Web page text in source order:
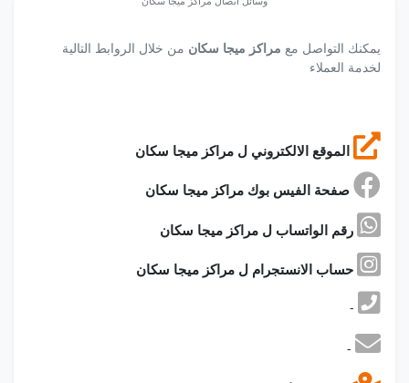
يمكنك التواصل مع مراكز ميجا سكان من خلال الروابط التالية
لخدمة العملاء
-
-